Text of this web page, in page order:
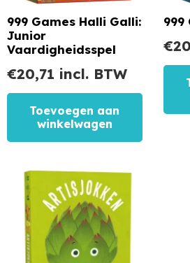
999 Games Halli Galli:
Junior
Vaardigheidsspel
€20,71 incl. BTW
Toevoegen aan
winkelwagen
999
€